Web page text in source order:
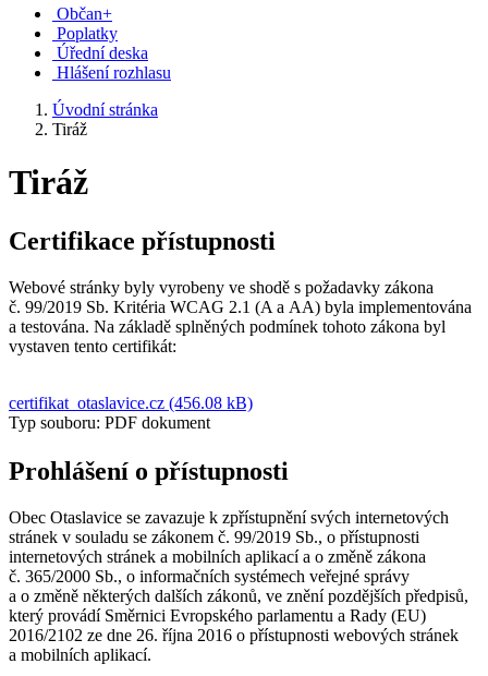
Občan+
Poplatky
Úřední deska
Hlášení rozhlasu
Úvodní stránka
Tiráž
Tiráž
Certifikace přístupnosti
Webové stránky byly vyrobeny ve shodě s požadavky zákona
č. 99/2019 Sb. Kritéria WCAG 2.1 (A a AA) byla implementována
a testována. Na základě splněných podmínek tohoto zákona byl
vystaven tento certifikát:
certifikat_otaslavice.cz (456.08 kB)
Typ souboru: PDF dokument
Prohlášení o přístupnosti
Obec Otaslavice se zavazuje k zpřístupnění svých internetových
stránek v souladu se zákonem č. 99/2019 Sb., o přístupnosti
internetových stránek a mobilních aplikací a o změně zákona
č. 365/2000 Sb., o informačních systémech veřejné správy
a o změně některých dalších zákonů, ve znění pozdějších předpisů,
který provádí Směrnici Evropského parlamentu a Rady (EU)
2016/2102 ze dne 26. října 2016 o přístupnosti webových stránek
a mobilních aplikací.